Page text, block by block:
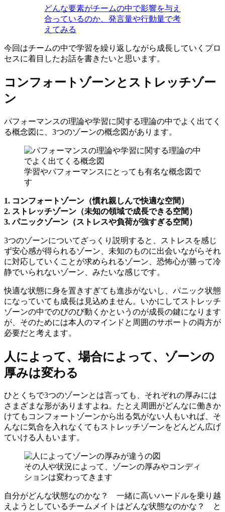
どんな要素がチームの中で影響を与え
合っているのか、発言量や行動量で考
えてみる
今回はチームの中で学習を繰り返しながら成長していくプロ
セスに着目したお話を書きたいと思います。
コンフォートゾーンとストレッチゾー
ン
パフォーマンスの理論や学習に関する理論の中でよく出てく
る概念図に、3つのゾーンの概念図があります。
学習やパフォーマンスにとっても有名な概念図で
す
1. コンフォートゾーン（慣れ親しんで快適な空間）
2. ストレッチゾーン（未知の領域で成長できる空間）
3. パニックゾーン（ストレスや負荷が強すぎる空間）
3つのゾーンについてざっくり説明すると、ストレスを感じ
ず安心感が得られるゾーン、未知のものに出会いながらそれ
に対応していくことが求められるゾーン、恐怖心が勝って冷
静でいられないゾーン、みたいな感じです。
快適な状態に身を置きすぎても進歩がないし、パニック状態
になっていても成長は見込めません。いかにしてストレッチ
ゾーンの中でのびのび動くかというのが成長の鍵になります
が、そのためには本人のマインドと周囲のサポートの両方が
必要だと考えます。
人によって、場合によって、ゾーンの
厚みは変わる
ひとくちで3つのゾーンとは言っても、それぞれの厚みには
さまざまな形がありますよね。たとえ周囲がどんなに働きか
けてもコンフォートゾーンから出る気がない人もいれば、そ
んなに気合を入れなくてもストレッチゾーンをどんどん広げ
ていける人もいます。
その人や状況によって、ゾーンの厚みやコンディ
ションは変わってきます
自分がどんな状態なのかな？ 一緒に高いハードルを乗り越
えようとしているチームメイトはどんな状態なのかな？ と